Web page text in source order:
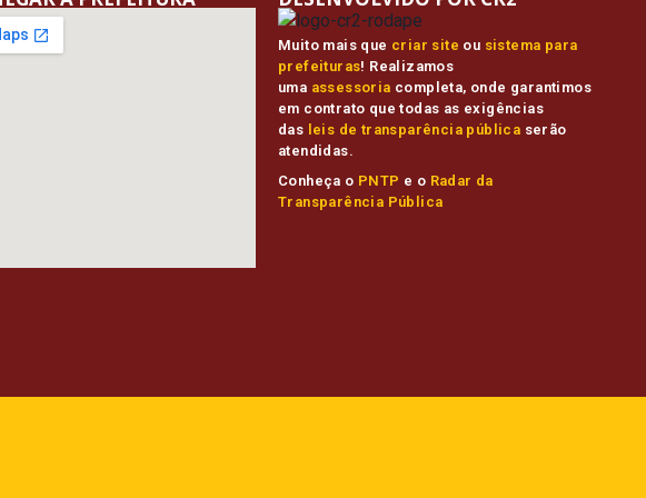
Muito mais que criar site ou sistema para
prefeituras! Realizamos
uma assessoria completa, onde garantimos
em contrato que todas as exigências
das leis de transparência pública serão
atendidas.
Conheça o PNTP e o Radar da
Transparência Pública